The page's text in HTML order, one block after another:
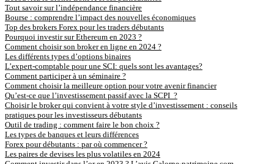
Tout savoir sur l’indépendance financière
Bourse : comprendre l’impact des nouvelles économiques
Top des brokers Forex pour les traders débutants
Pourquoi investir sur Ethereum en 2023 ?
Comment choisir son broker en ligne en 2024 ?
Les différents types d’options binaires
L’expert-comptable pour une SCI: quels sont les avantages?
Comment participer à un séminaire ?
Comment choisir la meilleure option pour votre avenir financier
Qu’est-ce que l’investissement passif avec la SCPI ?
Choisir le broker qui convient à votre style d’investissement : conseils
pratiques pour les investisseurs débutants
Outil de trading : comment faire le bon choix ?
Les types de banques et leurs différences
Forex pour débutants : par où commencer ?
Les paires de devises les plus volatiles en 2024